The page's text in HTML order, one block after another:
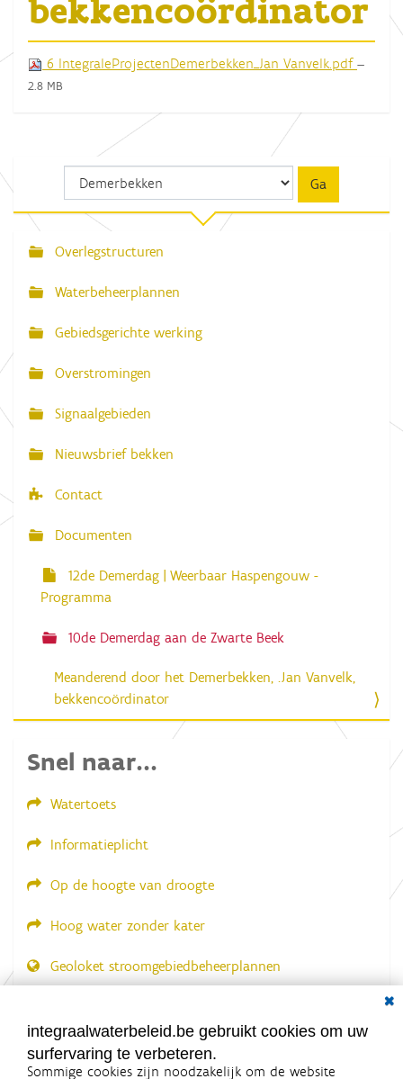
bekkencoördinator
6 IntegraleProjectenDemerbekken_Jan Vanvelk.pdf —
2.8 MB
N
a
i
g
t
Overlegstructuren
Waterbeheerplannen
Gebiedsgerichte werking
Overstromingen
Signaalgebieden
Nieuwsbrief bekken
Contact
Documenten
12de Demerdag | Weerbaar Haspengouw -
Programma
10de Demerdag aan de Zwarte Beek
Meanderend door het Demerbekken, .Jan Vanvelk,
bekkencoördinator
Snel naar...
Watertoets
Informatieplicht
Op de hoogte van droogte
Hoog water zonder kater
Geoloket stroomgebiedbeheerplannen
LOGIN VEREIST
integraalwaterbeleid.be gebruikt cookies om uw
surfervaring te verbeteren.
Sommige cookies zijn noodzakelijk om de website